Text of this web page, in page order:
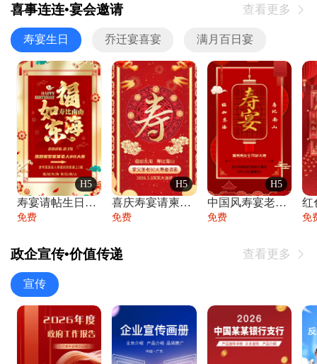
喜事连连•宴会邀请 查看更多 
寿宴生日 乔迁宴喜宴 满月百日宴
H5
寿宴请帖生日宴邀请函老人寿星生日快乐祝寿
免费
H5
喜庆寿宴请柬老人生日宴会邀请函请柬过大寿
免费
H5
中国风寿宴老人生日宴会邀请函寿宴请帖请柬
免费 免
政企宣传•价值传递 查看更多 
宣传